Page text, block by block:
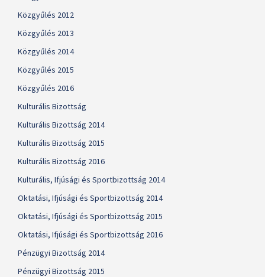
Közgyűlés 2012
Közgyűlés 2013
Közgyűlés 2014
Közgyűlés 2015
Közgyűlés 2016
Kulturális Bizottság
Kulturális Bizottság 2014
Kulturális Bizottság 2015
Kulturális Bizottság 2016
Kulturális, Ifjúsági és Sportbizottság 2014
Oktatási, Ifjúsági és Sportbizottság 2014
Oktatási, Ifjúsági és Sportbizottság 2015
Oktatási, Ifjúsági és Sportbizottság 2016
Pénzügyi Bizottság 2014
Pénzügyi Bizottság 2015